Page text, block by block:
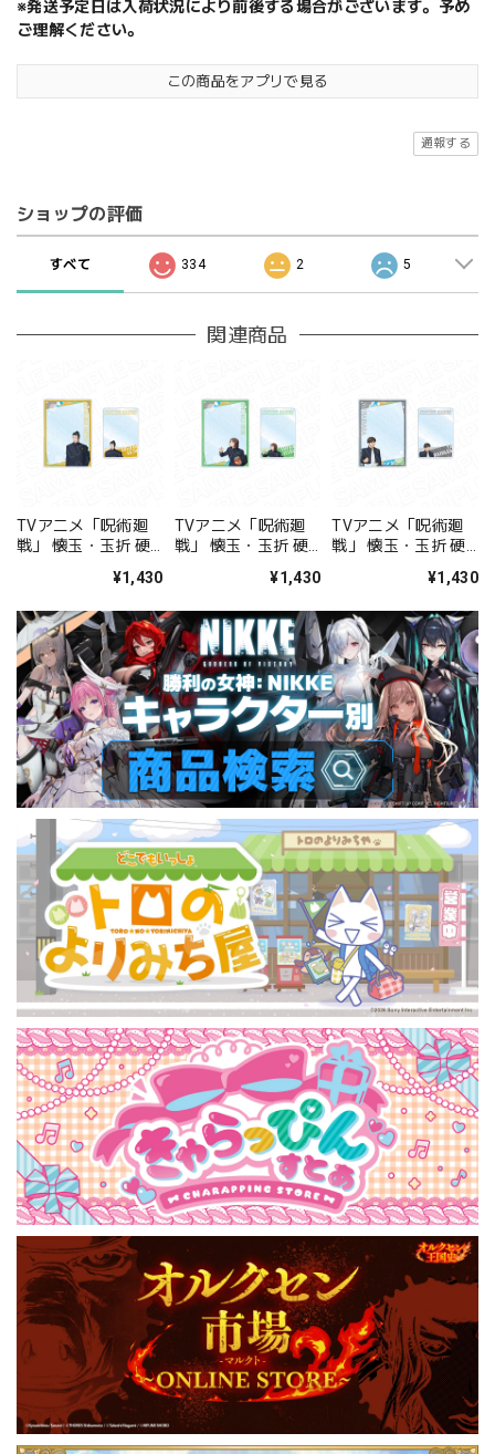
※発送予定日は入荷状況により前後する場合がございます。予め
ご理解ください。
この商品をアプリで見る
通報する
ショップの評価
すべて 334 2 5
関連商品
TVアニメ「呪術廻
戦」 懐玉・玉折 硬
¥1,430
TVアニメ「呪術廻
戦」 懐玉・玉折 硬
¥1,430
TVアニメ「呪術廻
戦」 懐玉・玉折 硬
¥1,430